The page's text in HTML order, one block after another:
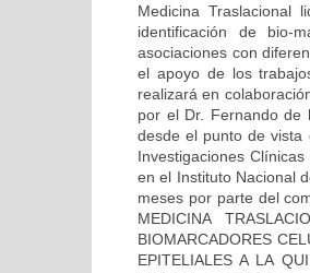
Medicina Traslacional
identificación de bio-
asociaciones con
el apoyo de los
realizará en
por el Dr. Fernando de
desde el punto de vista
Investigaciones
en el Instituto Nacional
meses por parte del
MEDICINA
BIOMARCADORES
EPITELIALES A LA